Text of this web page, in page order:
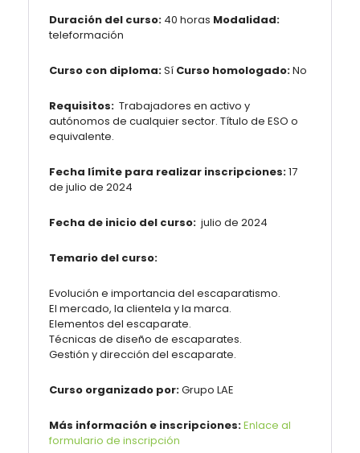
Duración del curso: 40 horas Modalidad:
teleformación
Curso con diploma:Sí Curso homologado:No
Requisitos: Trabajadores en activo y
autónomos de cualquier sector. Título de ESO o
equivalente.
Fecha límite para realizar inscripciones:17
de julio de 2024
Fecha de inicio del curso: julio de 2024
Temario del curso:
Evolución e importancia del escaparatismo.
El mercado, la clientela y la marca.
Elementos del escaparate.
Técnicas de diseño de escaparates.
Gestión y dirección del escaparate.
Curso organizado por:Grupo LAE
Más información e inscripciones:Enlace al
formulario de inscripción